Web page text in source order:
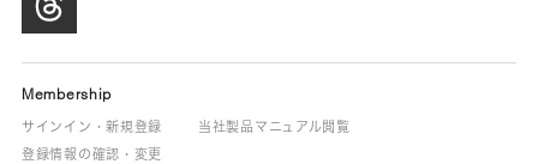
Membership
サインイン・新規登録
当社製品マニュアル閲覧
登録情報の確認・変更